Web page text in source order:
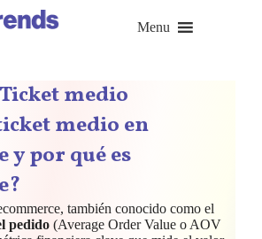
Menu
Ticket medio
medio en
y por qué es
también conocido como el
pedido (Average Order Value o AOV